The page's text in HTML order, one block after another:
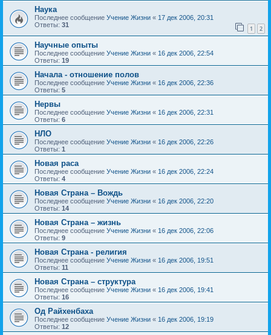
Наука
Последнее сообщение Учение Жизни « 17 дек 2006, 20:31
Ответы: 31 1 2
Научные опыты
Последнее сообщение Учение Жизни « 16 дек 2006, 22:54
Ответы: 19
Начала - отношение полов
Последнее сообщение Учение Жизни « 16 дек 2006, 22:36
Ответы: 5
Нервы
Последнее сообщение Учение Жизни « 16 дек 2006, 22:31
Ответы: 6
НЛО
Последнее сообщение Учение Жизни « 16 дек 2006, 22:26
Ответы: 1
Новая раса
Последнее сообщение Учение Жизни « 16 дек 2006, 22:24
Ответы: 4
Новая Страна – Вождь
Последнее сообщение Учение Жизни « 16 дек 2006, 22:20
Ответы: 14
Новая Страна – жизнь
Последнее сообщение Учение Жизни « 16 дек 2006, 22:06
Ответы: 9
Новая Страна - религия
Последнее сообщение Учение Жизни « 16 дек 2006, 19:51
Ответы: 11
Новая Страна – структура
Последнее сообщение Учение Жизни « 16 дек 2006, 19:41
Ответы: 16
Од Райхенбаха
Последнее сообщение Учение Жизни « 16 дек 2006, 19:19
Ответы: 12